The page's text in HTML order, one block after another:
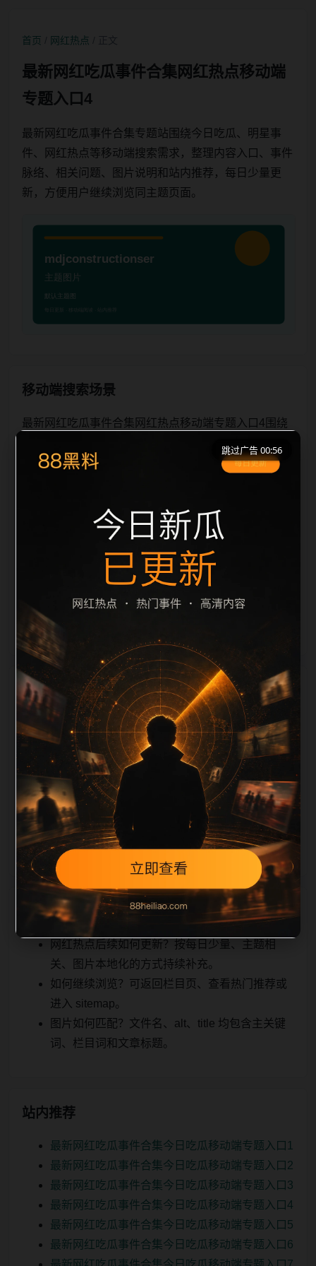
首页 网红热点
最新网红吃瓜事件合集网红热点移动端
专题入口4
最新网红吃瓜事件合集专题站围绕今日吃瓜、明星事
件、网红热点等移动端搜索需求，整理内容入口、事件
脉络、相关问题、图片说明和站内推荐，每日少量更
新，方便用户继续浏览同主题页面。
移动端搜索场景
最新网红吃瓜事件合集网红热点移动端专题入口4围绕
端浏览习惯整理标题、描述、图片和站内推荐。用户进
续浏览。本页强调内容归集和主题一致性，避免无关关
键词堆砌，也避免多个站点同步发布完全相同的标题。
图片说明、文件名、alt 和 title 均围绕主关键词、栏目
词和文章标题生成，便于搜索引擎理解页面主题。后续
采集时将继续执行远程图片本地化、坏图默认图兜底、
标题重复过滤和 descr
栏目内容归集
iption 长度检查。栏目内容按每日少量新增的方式持续
扩展，每篇保留相关问题、站内推荐和清晰的层级路
径，减少用户反复返回搜索页。第24篇作为本栏目的初
始建设内容，主要用于补齐栏目深度、稳定内链结构，
并为后续专题聚合提供可点击入口。如果后续发现页面
缺图、标题过短、描述为空或正文不足，将进入每日
SEO 检查清单自动修正。
相关问题
网红热点后续如何更新？按每日少量、主题相
关、图片本地化的方式持续补充。
如何继续浏览？可返回栏目页、查看热门推荐或
进入 sitemap。
图片如何匹配？文件名、alt、title 均包含主关键
词、栏目词和文章标题。
站内推荐
最新网红吃瓜事件合集今日吃瓜移动端专题入口1
最新网红吃瓜事件合集今日吃瓜移动端专题入口2
最新网红吃瓜事件合集今日吃瓜移动端专题入口3
最新网红吃瓜事件合集今日吃瓜移动端专题入口4
最新网红吃瓜事件合集今日吃瓜移动端专题入口5
最新网红吃瓜事件合集今日吃瓜移动端专题入口6
跳过广告 00:56